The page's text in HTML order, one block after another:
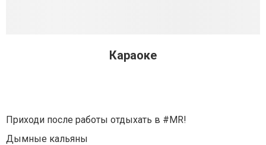
Караоке
Приходи после работы отдыхать в #MR!
Дымные кальяны